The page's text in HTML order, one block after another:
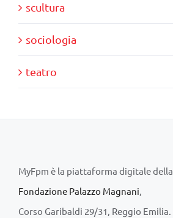
scultura
sociologia
teatro
MyFpm è la piattaforma digitale della
Fondazione Palazzo Magnani,
Corso Garibaldi 29/31, Reggio Emilia.